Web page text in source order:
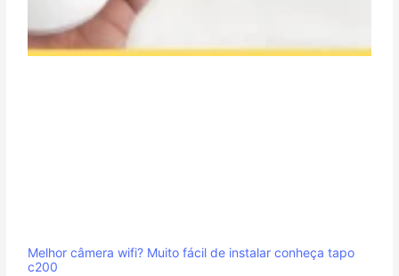
Melhor câmera wifi? Muito fácil de instalar conheça tapo
c200